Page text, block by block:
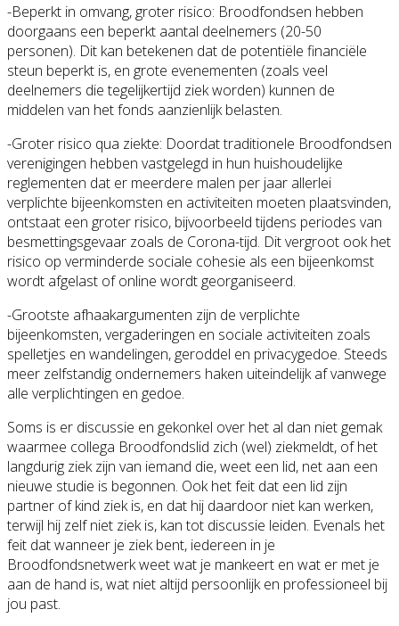
-Beperkt in omvang, groter risico: Broodfondsen hebben
doorgaans een beperkt aantal deelnemers (20-50
personen). Dit kan betekenen dat de potentiële financiële
steun beperkt is, en grote evenementen (zoals veel
deelnemers die tegelijkertijd ziek worden) kunnen de
middelen van het fonds aanzienlijk belasten.
-Groter risico qua ziekte: Doordat traditionele Broodfondsen
verenigingen hebben vastgelegd in hun huishoudelijke
reglementen dat er meerdere malen per jaar allerlei
verplichte bijeenkomsten en activiteiten moeten plaatsvinden,
ontstaat een groter risico, bijvoorbeeld tijdens periodes van
besmettingsgevaar zoals de Corona-tijd. Dit vergroot ook het
risico op verminderde sociale cohesie als een bijeenkomst
wordt afgelast of online wordt georganiseerd.
-Grootste afhaakargumenten zijn de verplichte
bijeenkomsten, vergaderingen en sociale activiteiten zoals
spelletjes en wandelingen, geroddel en privacygedoe. Steeds
meer zelfstandig ondernemers haken uiteindelijk af vanwege
alle verplichtingen en gedoe.
Soms is er discussie en gekonkel over het al dan niet gemak
waarmee collega Broodfondslid zich (wel) ziekmeldt, of het
langdurig ziek zijn van iemand die, weet een lid, net aan een
nieuwe studie is begonnen. Ook het feit dat een lid zijn
partner of kind ziek is, en dat hij daardoor niet kan werken,
terwijl hij zelf niet ziek is, kan tot discussie leiden. Evenals het
feit dat wanneer je ziek bent, iedereen in je
Broodfondsnetwerk weet wat je mankeert en wat er met je
aan de hand is, wat niet altijd persoonlijk en professioneel bij
jou past.